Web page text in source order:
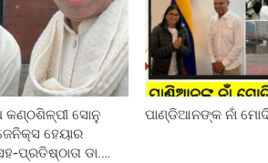
ସୋନୁ
ହେୟାର
ପ୍ରତିଷ୍ଠାତା ଡା.…
ପାଣ୍ଡିଆନଙ୍କ ନାଁ